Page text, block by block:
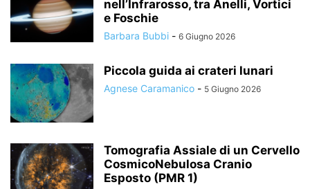
nell’Infrarosso, tra Anelli, Vortici
e Foschie
Barbara Bubbi - 6 Giugno 2026
Piccola guida ai crateri lunari
Agnese Caramanico - 5 Giugno 2026
Tomografia Assiale di un Cervello
CosmicoNebulosa Cranio
Esposto (PMR 1)